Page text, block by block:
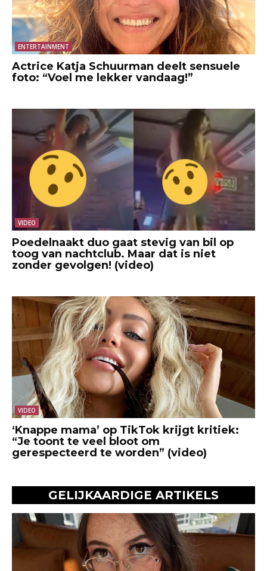
ENTERTAINMENT
Actrice Katja Schuurman deelt sensuele
foto: “Voel me lekker vandaag!”
VIDEO
Poedelnaakt duo gaat stevig van bil op
toog van nachtclub. Maar dat is niet
zonder gevolgen! (video)
VIDEO
‘Knappe mama’ op TikTok krijgt kritiek:
“Je toont te veel bloot om
gerespecteerd te worden” (video)
GELIJKAARDIGE ARTIKELS